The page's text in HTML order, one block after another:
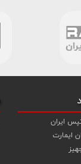
ایران
ایمارت